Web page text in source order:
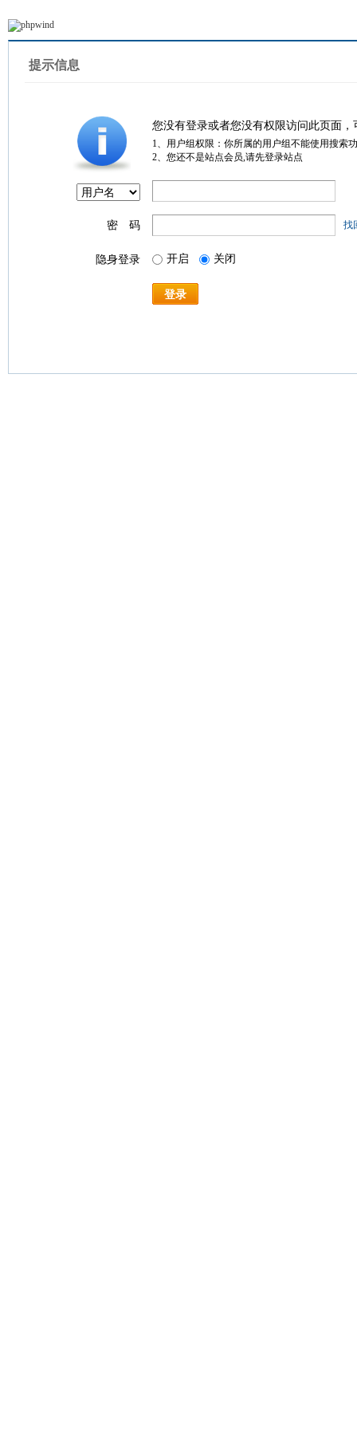
提示信息
您没有登录或者您没有权限访问此页面
1、用户组权限：你所属的用户组不能使用搜索
2、您还不是站点会员,请先登录站点
密 码 找
隐身登录 开启 关闭
登录